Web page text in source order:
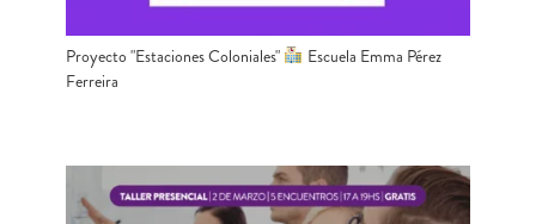
Proyecto "Estaciones Coloniales"
Escuela Emma Pérez
Ferreira